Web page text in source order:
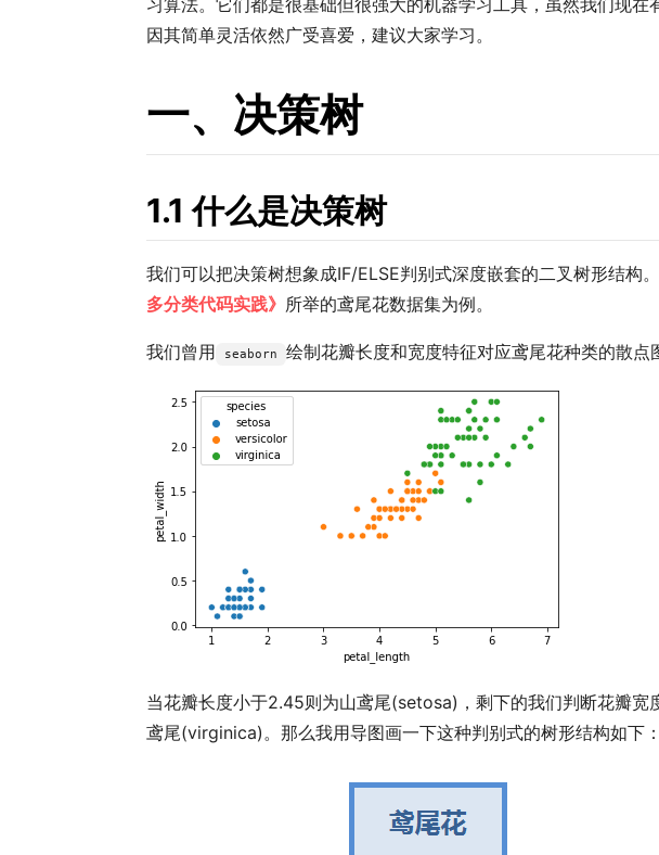
习算法。它们都是很基础但很强大的机器学习工具，虽然我们现
因其简单灵活依然广受喜爱，建议大家学习。
一、决策树
1.1 什么是决策树
我们可以把决策树想象成IF/ELSE判别式深度嵌套的二叉树形结构
多分类代码实践》 所举的鸢尾花数据集为例。
我们曾用 seaborn 绘制花瓣长度和宽度特征对应鸢尾花种类的散点
当花瓣长度小于2.45则为山鸢尾(setosa)，剩下的我们判断花瓣
鸢尾(virginica)。那么我用导图画一下这种判别式的树形结构如下：